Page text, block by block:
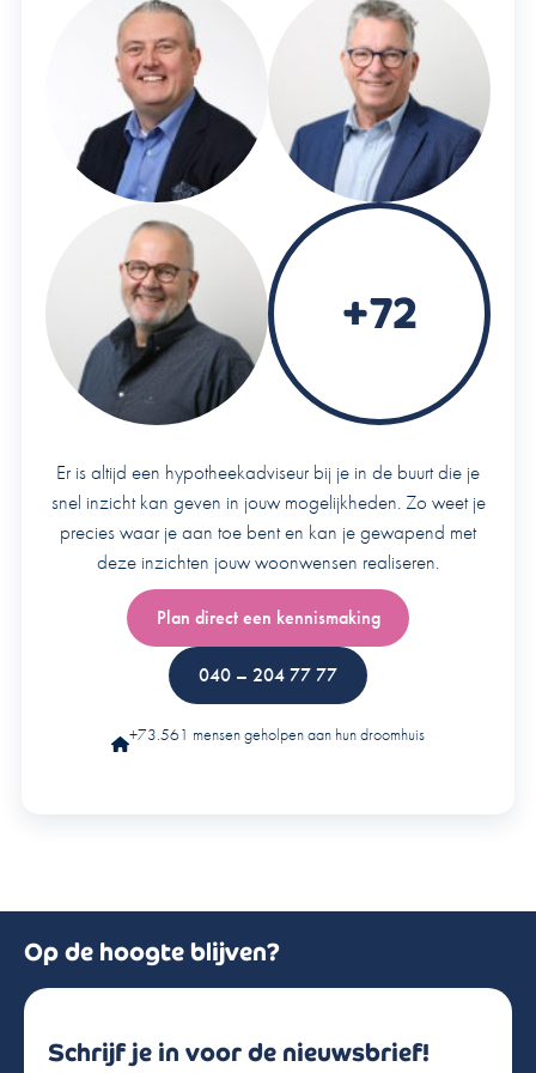
Het is belangrijk om een hypotheekadviseur te raadplegen
die jouw situatie grondig kan analyseren en de beste optie
voor jou kan aanbevelen.
Start hier met een vrijblijvende
kennismaking.
+72
Er is altijd een hypotheekadviseur bij je in de buurt die je
snel inzicht kan geven in jouw mogelijkheden. Zo weet je
precies waar je aan toe bent en kan je gewapend met
deze inzichten jouw woonwensen realiseren.
Plan direct een kennismaking
040 – 204 77 77
+73.561 mensen geholpen aan hun droomhuis
Op de hoogte blijven?
Schrijf je in voor de nieuwsbrief!